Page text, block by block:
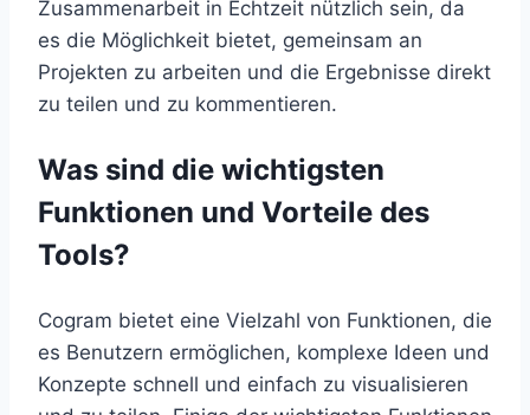
Zusammenarbeit in Echtzeit nützlich sein, da
es die Möglichkeit bietet, gemeinsam an
Projekten zu arbeiten und die Ergebnisse direkt
zu teilen und zu kommentieren.
Was sind die wichtigsten
Funktionen und Vorteile des
Tools?
Cogram bietet eine Vielzahl von Funktionen, die
es Benutzern ermöglichen, komplexe Ideen und
Konzepte schnell und einfach zu visualisieren